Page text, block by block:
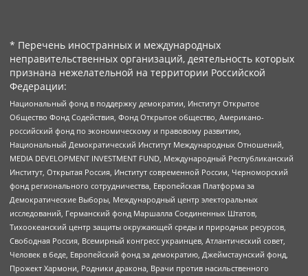
* Перечень иностранных и международных
неправительственных организаций, деятельность которых
признана нежелательной на территории Российской
Федерации:
Национальный фонд в поддержку демократии, Институт Открытое
Общество Фонд Содействия, Фонд Открытое общество, Американо-
российский фонд по экономическому и правовому развитию,
Национальный Демократический Институт Международных Отношений,
MEDIA DEVELOPMENT INVESTMENT FUND, Международный Республиканский
Институт, Открытая Россия, Институт современной России, Черноморский
фонд регионального сотрудничества, Европейская Платформа за
Демократические Выборы, Международный центр электоральных
исследований, Германский фонд Маршалла Соединенных Штатов,
Тихоокеанский центр защиты окружающей среды и природных ресурсов,
Свободная Россия, Всемирный конгресс украинцев, Атлантический совет,
Человек в беде, Европейский фонд за демократию, Джеймстаунский фонд,
Прожект Хармони, Родники дракона, Врачи против насильственного